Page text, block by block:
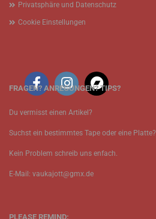
Privatsphäre und Datenschutz
Cookie Einstellungen
FRAGEN? ANREGUNGEN? TIPS?
Du vermisst einen Artikel?
Suchst ein bestimmtes Tape oder eine Platte?
Kein Problem schreib uns enfach.
E-Mail: vaukajott@gmx.de
PLEASE REMIND: